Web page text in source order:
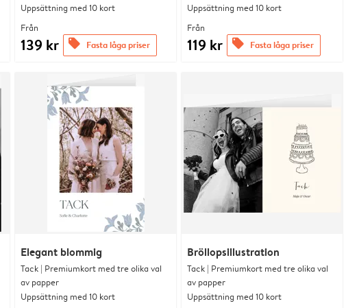
Uppsättning med 10 kort
Från
139 kr offers Fasta låga priser
Uppsättning med 10 kort
Från
119 kr offers Fasta låga priser
Elegant blommig
Tack | Premiumkort med tre olika val
av papper
Uppsättning med 10 kort
Bröllopsillustration
Tack | Premiumkort med tre olika val
av papper
Uppsättning med 10 kort